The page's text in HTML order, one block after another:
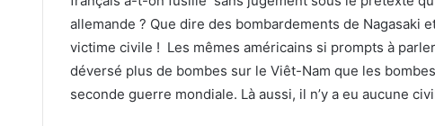
allemande ? Que dire des bombardements de Nagasaki
victime civile ! Les mêmes américains si prompts à
déversé plus de bombes sur le Viêt-Nam que les
seconde guerre mondiale. Là aussi, il n’y a eu aucune